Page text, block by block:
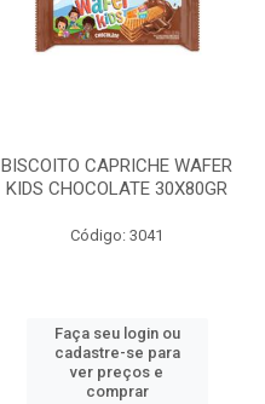
BISCOITO CAPRICHE WAFER
KIDS CHOCOLATE 30X80GR
Código: 3041
Faça seu login ou
cadastre-se para
ver preços e
comprar